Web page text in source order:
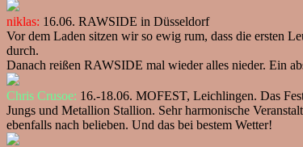
niklas: 16.06. RAWSIDE in Düsseldorf
Vor dem Laden sitzen wir so ewig rum, dass die ersten
durch.
Danach reißen RAWSIDE mal wieder alles nieder. Ein
Chris Crusoe: 16.-18.06. MOFEST, Leichlingen. Das
Jungs und Metallion Stallion. Sehr harmonische
ebenfalls nach belieben. Und das bei bestem Wetter!